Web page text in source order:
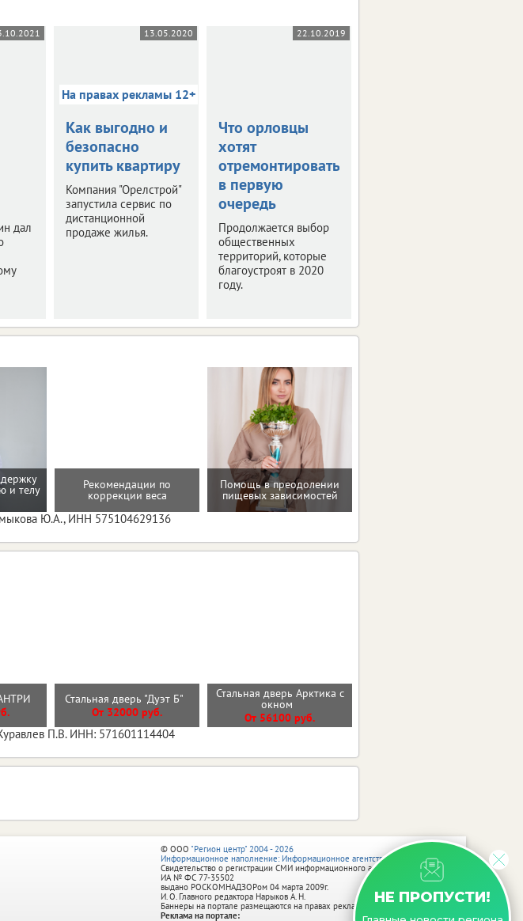
дал
13.05.2020
На правах рекламы 12+
Как выгодно и
безопасно
купить квартиру
Компания "Орелстрой"
запустила сервис по
дистанционной
продаже жилья.
22.10.2019
Что орловцы
хотят
отремонтировать
в первую
очередь
Продолжается выбор
общественных
территорий, которые
благоустроят в 2020
году.
и телу Рекомендации по
коррекции веса
Помощь в преодолении
пищевых зависимостей
Ю.А., ИНН 575104629136
Стальная дверь "Дуэт Б"
От 32000 руб.
Стальная дверь Арктика с
окном
От 56100 руб.
П.В. ИНН: 571601114404
НЕ ПРОПУСТИ!
© ООО "Регион центр" 2004 - 2026
Информационное наполнение: Информационное агентство vRossii.ru
Свидетельство о регистрации СМИ информационного агентства vRossii.ru
ИА № ФС 77‑35502
выдано РОСКОМНАДЗОРом 04 марта 2009г.
И. О. Главного редактора Нарыков А. Н.
Баннеры на портале размещаются на правах рекламы.
Реклама на портале: